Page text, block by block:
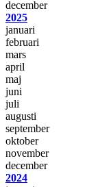
december
2025
januari
februari
mars
april
maj
juni
juli
augusti
september
oktober
november
december
2024